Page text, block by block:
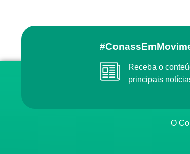
Receba o conteúdo semanal do Conass com as
principais
O